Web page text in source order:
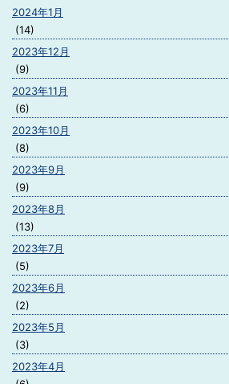
2024年1月
(14)
2023年12月
(9)
2023年11月
(6)
2023年10月
(8)
2023年9月
(9)
2023年8月
(13)
2023年7月
(5)
2023年6月
(2)
2023年5月
(3)
2023年4月